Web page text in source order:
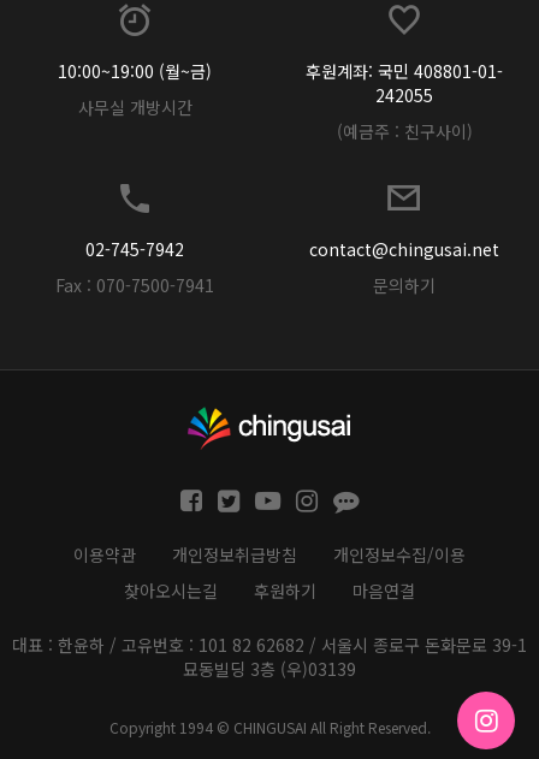
10:00~19:00 (월~금)
사무실 개방시간
후원계좌: 국민 408801-01-
242055
(예금주 : 친구사이)
02-745-7942
Fax : 070-7500-7941
contact@chingusai.net
문의하기
이용약관 개인정보취급방침
개인정보수집/이용
찾아오시는길
후원하기 마음연결
대표 : 한윤하 / 고유번호 : 101 82 62682 / 서울시 종로구 돈화문로 39-1
묘동빌딩 3층 (우)03139
Copyright 1994 © CHINGUSAI All Right Reserved.